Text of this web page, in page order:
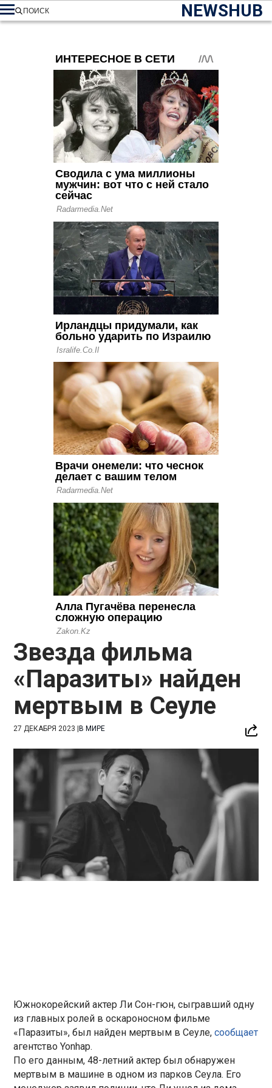
NEWSHUB
ПОИСК
Звезда фильма
«Паразиты» найден
мертвым в Сеуле
27 ДЕКАБРЯ 2023 |В МИРЕ
Южнокорейский актер Ли Сон-гюн, сыгравший одну
из главных ролей в оскароносном фильме
«Паразиты», был найден мертвым в Сеуле,сообщает
агентство Yonhap.
По его данным, 48-летний актер был обнаружен
мертвым в машине в одном из парков Сеула. Его